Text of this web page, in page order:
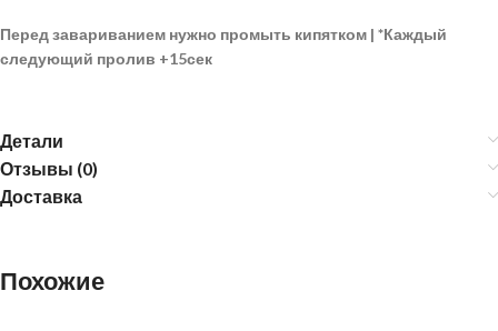
Перед завариванием нужно промыть кипятком | *Каждый
следующий пролив +15сек
Детали
Отзывы (0)
Доставка
Похожие